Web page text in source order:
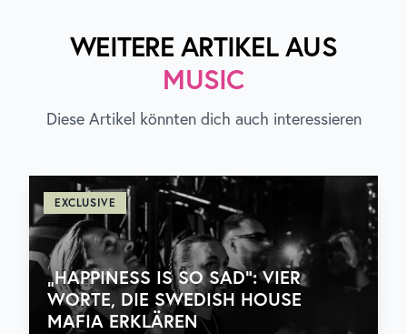
WEITERE ARTIKEL AUS
MUSIC
Diese Artikel könnten dich auch interessieren
EXCLUSIVE
„HAPPINESS IS SO SAD“: VIER
WORTE, DIE SWEDISH HOUSE
MAFIA ERKLÄREN